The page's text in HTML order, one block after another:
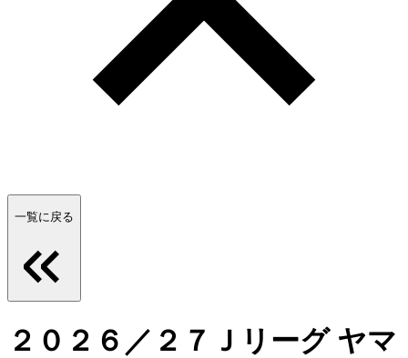
一覧に戻る
２０２６／２７Ｊリーグ ヤマ